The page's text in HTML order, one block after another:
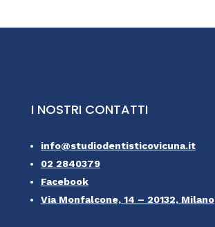
I NOSTRI CONTATTI
info@studiodentisticovicuna.it
02 2840379
Facebook
Via Monfalcone, 14 – 20132, Milano